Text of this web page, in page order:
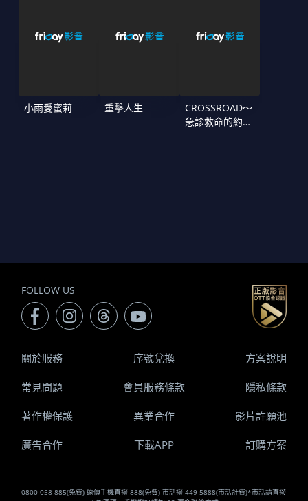
小雨愛蜜莉 重擊人生
CROSSROAD～
急診救命的約定
FOLLOW US
0800-058-885(免費) 遠傳手機直撥 888(免費) 市話撥 449-5888(市話計費)*市話請直撥
關於服務 序號兌換 方案說明
常見問題 會員服務條款 隱私條款
著作權保護 異業合作 影片許願池
廣告合作 下載APP 訂購方案